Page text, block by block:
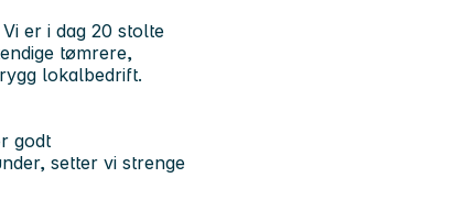
er i dag 20 stolte
tømrere,
lokalbedrift.
godt
setter vi strenge